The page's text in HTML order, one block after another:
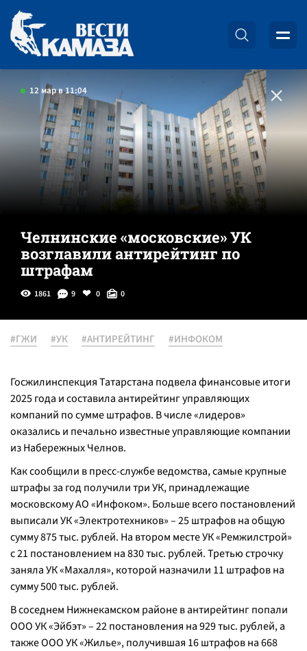
12 мар в 11:04
Челнинские «московские» УК
возглавили антирейтинг по
штрафам
1861 9 0 0
#ГЖИ #УК #АНТИРЕЙТИНГ #ИНФОКОМ
Госжилинспекция Татарстана подвела финансовые итоги
2025 года и составила антирейтинг управляющих
компаний по сумме штрафов. В числе «лидеров»
оказались и печально известные управляющие компании
из Набережных Челнов.
Как сообщили в пресс-службе ведомства, самые крупные
штрафы за год получили три УК, принадлежащие
московскому АО «Инфоком». Больше всего постановлений
выписали УК «Электротехников» – 25 штрафов на общую
сумму 875 тыс. рублей. На втором месте УК «Ремжилстрой»
с 21 постановлением на 830 тыс. рублей. Третью строчку
заняла УК «Махалля», которой назначили 11 штрафов на
сумму 500 тыс. рублей.
В соседнем Нижнекамском районе в антирейтинг попали
ООО УК «Эйбэт» – 22 постановления на 929 тыс. рублей, а
также ООО УК «Жилье», получившая 16 штрафов на 668